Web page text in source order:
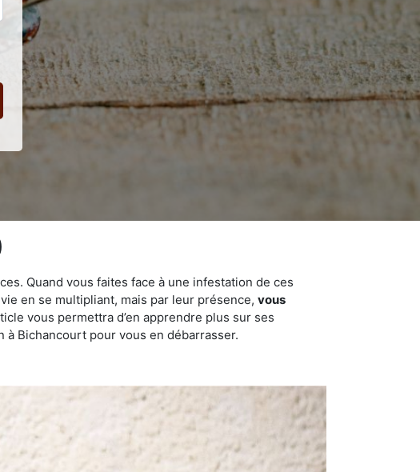
Quand vous faites face à une infestation de ces
en se multipliant, mais par leur présence, vous
vous permettra d’en apprendre plus sur ses
à Bichancourt pour vous en débarrasser.